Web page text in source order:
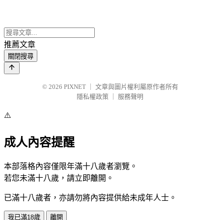
推薦文章
關閉搜尋
© 2026 PIXNET
文章與圖片權利屬原作者所有
隱私權政策
服務聲明
⚠️
成人內容提醒
本部落格內容僅限年滿十八歲者瀏覽。
若您未滿十八歲，請立即離開。
已滿十八歲者，亦請勿將內容提供給未成年人士。
我已滿18歲 離開